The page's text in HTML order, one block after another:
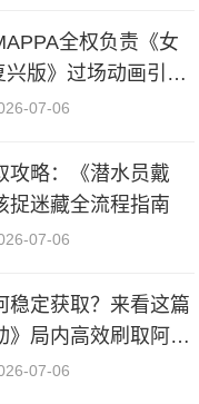
全权负责《女
版》过场动画引热
07-06
攻略：《潜水员戴
捉迷藏全流程指南
07-06
稳定获取？来看这篇
》局内高效刷取阿萨
07-06